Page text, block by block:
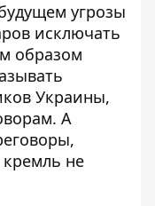
угрозы
исключать
образом
Украины,
А
не